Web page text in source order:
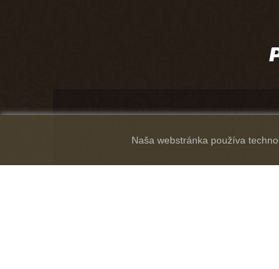
Naša webstránka používa